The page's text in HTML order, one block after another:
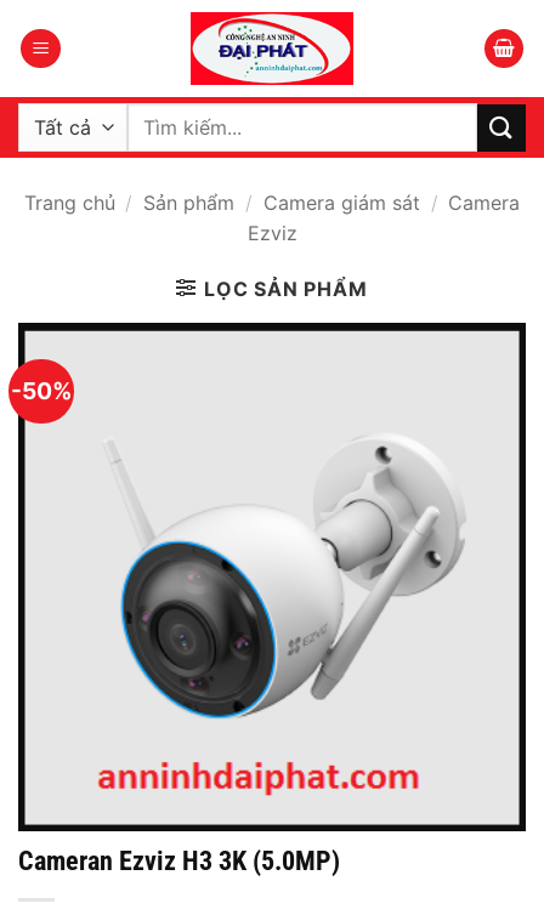
qua
dung
Tìm
Trang chủ / Sản phẩm / Camera giám sát / Camera
Ezviz
LỌC SẢN PHẨM
-50%
Cameran Ezviz H3 3K (5.0MP)